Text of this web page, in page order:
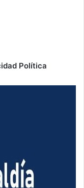
Política